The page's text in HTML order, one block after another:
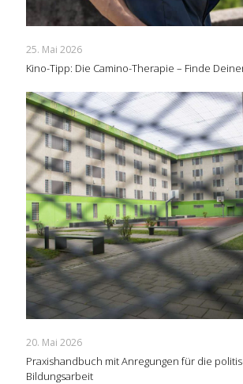
25. Mai 2026
Kino-Tipp: Die Camino-Therapie – Finde
20. Mai 2026
Praxishandbuch mit Anregungen für die
Bildungsarbeit